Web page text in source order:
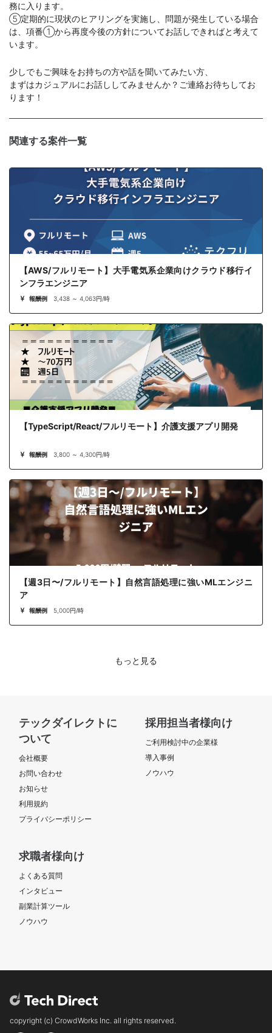
務に入ります。
⑤定期的に現状のヒアリングを実施し、問題が発生している場合
は、項番①から再度今後の方針についてお話しできればと考えて
います。
少しでもご興味をお持ちの方や話を聞いてみたい方、
まずはカジュアルにお話ししてみませんか？ご連絡お待ちしてお
ります！
関連する案件一覧
【AWS/フルリモート】大手電気系企業向けクラウド移行イ
ンフラエンジニア
報酬例 3,438 ～ 4,063円/時
【TypeScript/React/フルリモート】介護支援アプリ開発
報酬例 3,800 ～ 4,300円/時
【週3日〜/フルリモート】自然言語処理に強いMLエンジニ
ア
報酬例 5,000円/時
もっと見る
テックダイレクトに
ついて
会社概要
お問い合わせ
お知らせ
利用規約
プライバシーポリシー
採用担当者様向け
ご利用検討中の企業様
導入事例
ノウハウ
求職者様向け
よくある質問
インタビュー
副業計算ツール
ノウハウ
copyright (c) CrowdWorks Inc. all rights reserved.